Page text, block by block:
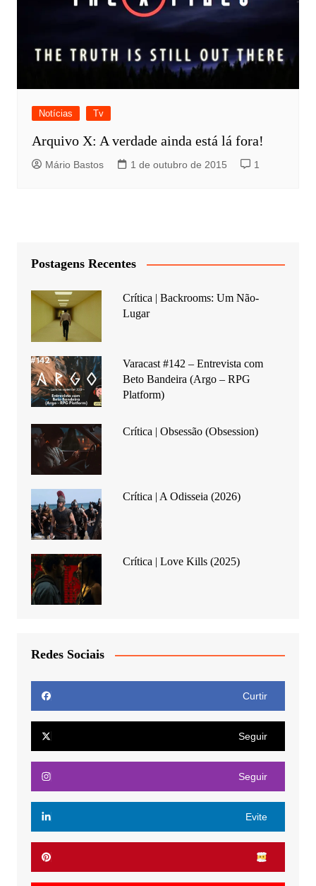
Notícias Tv
Arquivo X: A verdade ainda está lá fora!
Mário Bastos 1 de outubro de 2015 1
Postagens Recentes
Crítica | Backrooms: Um Não-
Lugar
Varacast #142 – Entrevista com
Beto Bandeira (Argo – RPG
Platform)
Crítica | Obsessão (Obsession)
Crítica | A Odisseia (2026)
Crítica | Love Kills (2025)
Redes Sociais
Curtir
Seguir
Seguir
Evite